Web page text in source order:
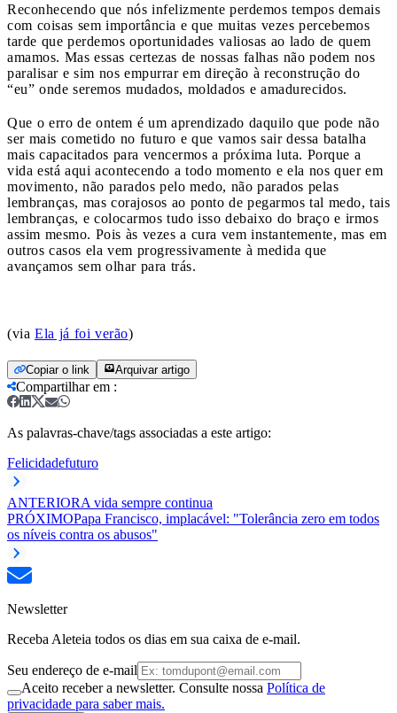
Reconhecendo que nós infelizmente perdemos tempos demais
com coisas sem importância e que muitas vezes percebemos
tarde que perdemos oportunidades valiosas ao lado de quem
amamos. Mas essas certezas de nossas falhas não podem nos
paralisar e sim nos empurrar em direção à reconstrução do
“eu” onde seremos mudados, moldados e amadurecidos.
Que o erro de ontem é um aprendizado daquilo que pode não
ser mais cometido no futuro e que vamos sair dessa batalha
mais capacitados para vencermos a próxima luta. Porque a
vida está aqui acontecendo a todo momento e ela nos quer em
movimento, não parados pelo medo, não parados pelas
lembranças, mas corajosos ao ponto de pegarmos tal medo, tais
lembranças, e colocarmos tudo isso debaixo do braço e irmos
assim mesmo. Pois às vezes a cura vem instantemente, mas em
outros casos ela vem progressivamente à medida que
avançamos sem olhar para trás.
(via Ela já foi verão)
Copiar o link Arquivar artigo
Compartilhar em :
As palavras-chave/tags associadas a este artigo:
Felicidadefuturo
ANTERIORA vida sempre continua
PRÓXIMOPapa Francisco, implacável: "Tolerância zero em todos
os níveis contra os abusos"
Newsletter
Receba Aleteia todos os dias em sua caixa de e-mail.
Seu endereço de e-mail
Aceito receber a newsletter. Consulte nossa Política de
privacidade para saber mais.